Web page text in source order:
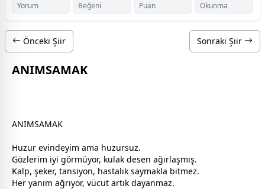
Yorum Beğeni Puan Okunma
Önceki Şiir Sonraki Şiir
ANIMSAMAK
ANIMSAMAK
Huzur evindeyim ama huzursuz.
Gözlerim iyi görmüyor, kulak desen ağırlaşmış.
Kalp, şeker, tansiyon, hastalık saymakla bitmez.
Her yanım ağrıyor, vücut artık dayanmaz.